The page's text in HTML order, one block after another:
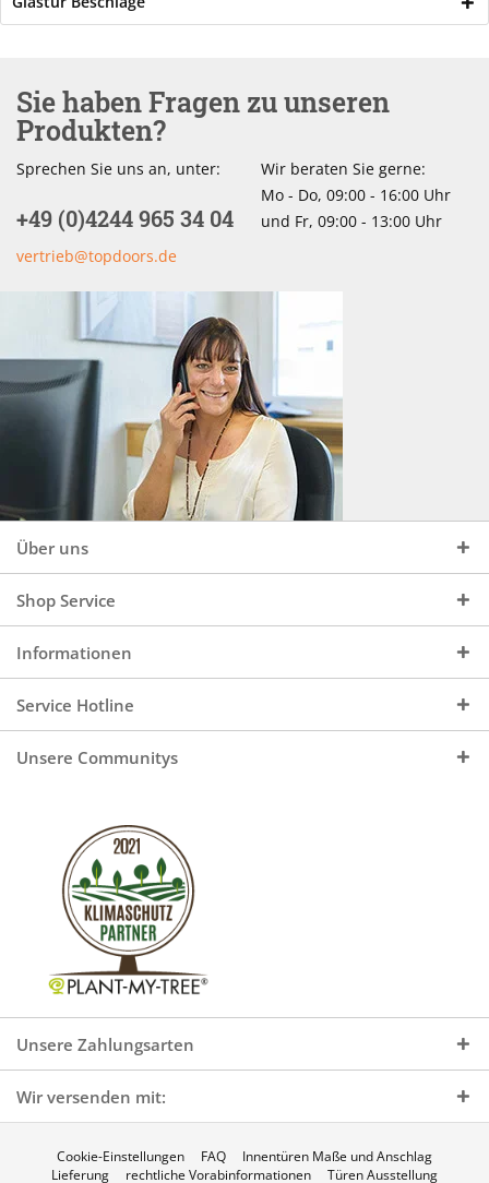
Sie haben Fragen zu unseren
Produkten?
Sprechen Sie uns an, unter:
+49 (0)4244 965 34 04
vertrieb@topdoors.de
Wir beraten Sie gerne:
Mo - Do, 09:00 - 16:00 Uhr
und Fr, 09:00 - 13:00 Uhr
Über uns
Shop Service
Informationen
Service Hotline
Unsere Communitys
Unsere Zahlungsarten
Wir versenden mit:
Cookie-Einstellungen FAQ
Innentüren Maße und Anschlag
Lieferung
rechtliche Vorabinformationen Türen Ausstellung